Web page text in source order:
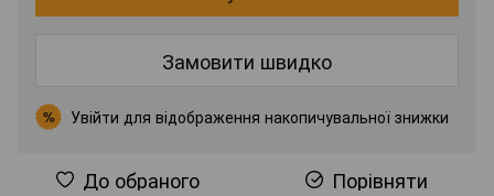
Замовити швидко
% Увійти для відображення накопичувальної знижки
До обраного Порівняти